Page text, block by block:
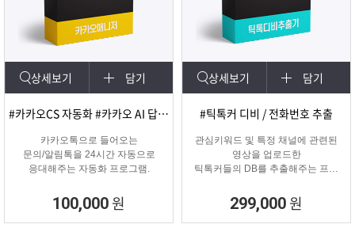
상세보기 담기
#카카오CS 자동화 #카카오 AI 답변 #카카오자동발송
카카오톡으로 들어오는
문의/알림톡을 24시간 자동으로
응대해주는 자동화 프로그램.
100,000 원
상세보기 담기
#틱톡커 디비 / 전화번호 추출
관심키워드 및 특정 채널에 관련된
영상을 업로드한
틱톡커들의 DB를 추출해주는 프로
299,000 원